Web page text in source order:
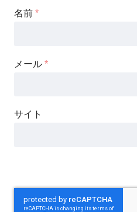
名前 *
メール *
サイト